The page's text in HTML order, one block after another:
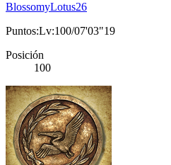
BlossomyLotus26
Puntos:Lv:100/07'03"19
Posición
100